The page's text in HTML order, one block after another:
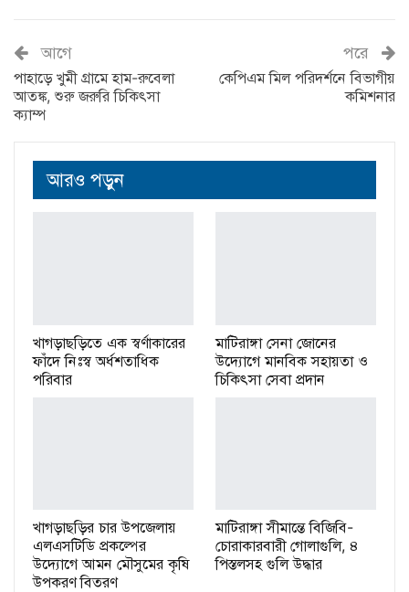
আগে
পাহাড়ে খুমী গ্রামে হাম-রুবেলা
আতঙ্ক, শুরু জরুরি চিকিৎসা
ক্যাম্প
পরে
কেপিএম মিল পরিদর্শনে বিভাগীয়
কমিশনার
আরও পড়ুন
খাগড়াছড়িতে এক স্বর্ণাকারের
ফাঁদে নিঃস্ব অর্ধশতাধিক
পরিবার
মাটিরাঙ্গা সেনা জোনের
উদ্যোগে মানবিক সহায়তা ও
চিকিৎসা সেবা প্রদান
খাগড়াছড়ির চার উপজেলায়
এলএসটিডি প্রকল্পের
উদ্যোগে আমন মৌসুমের কৃষি
উপকরণ বিতরণ
মাটিরাঙ্গা সীমান্তে বিজিবি-
চোরাকারবারী গোলাগুলি, ৪
পিস্তলসহ গুলি উদ্ধার